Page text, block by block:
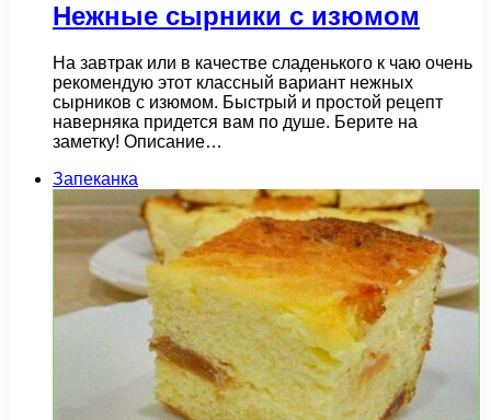
Нежные сырники с изюмом
На завтрак или в качестве сладенького к чаю очень
рекомендую этот классный вариант нежных
сырников с изюмом. Быстрый и простой рецепт
наверняка придется вам по душе. Берите на
заметку! Описание…
Запеканка